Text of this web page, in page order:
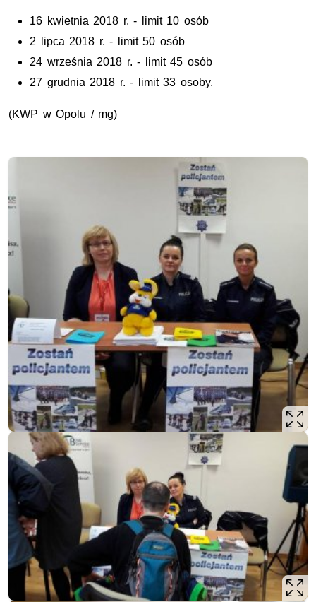
16 kwietnia 2018 r. - limit 10 osób
2 lipca 2018 r. - limit 50 osób
24 września 2018 r. - limit 45 osób
27 grudnia 2018 r. - limit 33 osoby.
(KWP w Opolu / mg)